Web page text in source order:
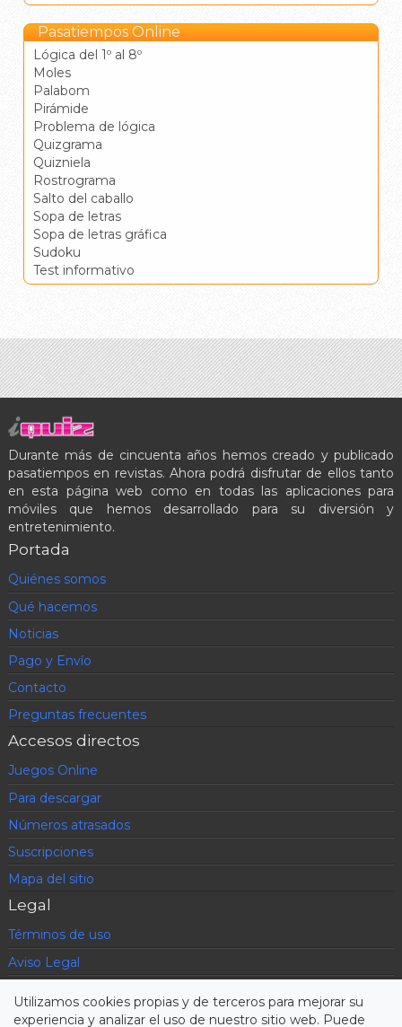
Pasatiempos Online
Lógica del 1º al 8º
Moles
Palabom
Pirámide
Problema de lógica
Quizgrama
Quizniela
Rostrograma
Salto del caballo
Sopa de letras
Sopa de letras gráfica
Sudoku
Test informativo
Durante más de cincuenta años hemos creado y publicado
pasatiempos en revistas. Ahora podrá disfrutar de ellos tanto
en esta página web como en todas las aplicaciones para
móviles que hemos desarrollado para su diversión y
entretenimiento.
Portada
Quiénes somos
Qué hacemos
Noticias
Pago y Envío
Contacto
Preguntas frecuentes
Accesos directos
Juegos Online
Para descargar
Números atrasados
Suscripciones
Mapa del sitio
Legal
Términos de uso
Aviso Legal
Condiciones contratación
Utilizamos cookies propias y de terceros para mejorar su
experiencia y analizar el uso de nuestro sitio web. Puede